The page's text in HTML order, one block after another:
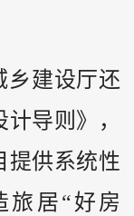
乡建设厅还
导则》，
提供系统性
旅居“好房